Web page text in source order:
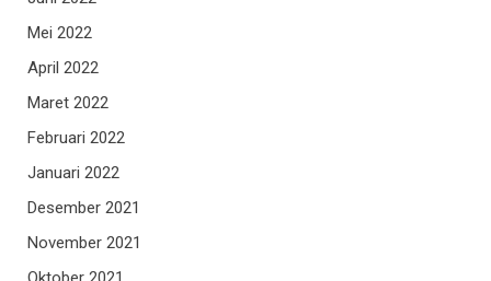
Mei 2022
April 2022
Maret 2022
Februari 2022
Januari 2022
Desember 2021
November 2021